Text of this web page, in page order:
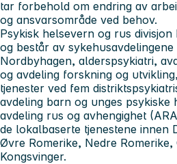
tar forbehold om endring av
og ansvarsområde ved behov.
Psykisk helsevern og rus divisjon
og består av
Nordbyhagen, alderspsykiatri,
og avdeling forskning og
tjenester ved fem
avdeling barn og unges psykiske
avdeling rus og avhengighet
de lokalbaserte tjenestene innen
Øvre Romerike, Nedre
Kongsvinger.